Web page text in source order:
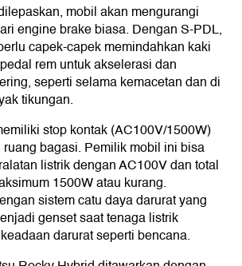
mobil akan mengurangi
engine brake biasa. Dengan S-PDL,
capek-capek memindahkan kaki
rem untuk akselerasi dan
seperti selama kemacetan dan di
tikungan.
stop kontak (AC100V/1500W)
bagasi. Pemilik mobil ini bisa
listrik dengan AC100V dan total
1500W atau kurang.
sistem catu daya darurat yang
genset saat tenaga listrik
darurat seperti bencana.